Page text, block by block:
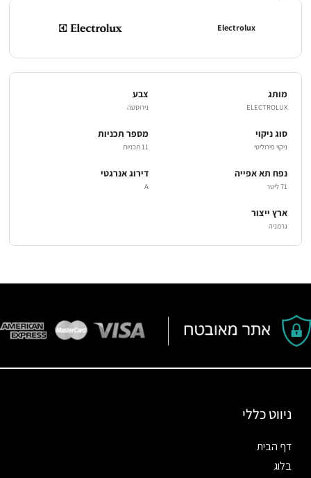
Electrolux
מותג
ELECTROLUX
צבע
נירוסטה
סוג ניקוי
ניקוי פירוליטי
מספר תכניות
11 תכניות
נפח תא אפייה
71 ליטר
דירוג אנרגטי
A
ארץ ייצור
גרמניה
ניווט כללי
דף הבית
בלוג